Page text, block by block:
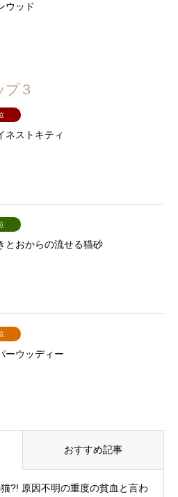
ウッド
３
ネストキティ
とおからの流せる猫砂
ーウッディー
おすすめ記事
?! 原因不明の重度の貧血と言わ